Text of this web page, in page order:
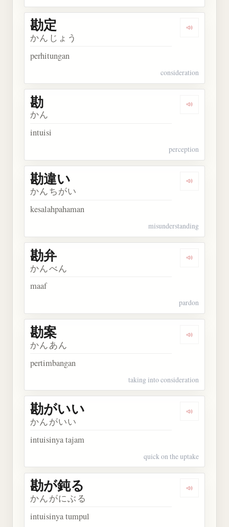
Dengarkan
勘定
かんじょう
perhitungan
consideration
Dengarkan
勘
かん
intuisi
perception
Dengarkan
勘違い
かんちがい
kesalahpahaman
misunderstanding
Dengarkan
勘弁
かんべん
maaf
pardon
Dengarkan
勘案
かんあん
pertimbangan
taking into consideration
Dengarkan
勘がいい
かんがいい
intuisinya tajam
quick on the uptake
Dengarkan
勘が鈍る
かんがにぶる
intuisinya tumpul